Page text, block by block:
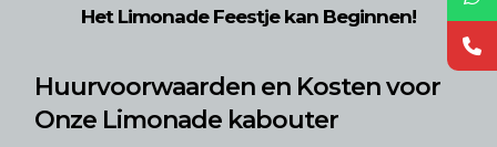
Het Limonade Feestje kan Beginnen!
Huurvoorwaarden en Kosten voor
Onze Limonade kabouter